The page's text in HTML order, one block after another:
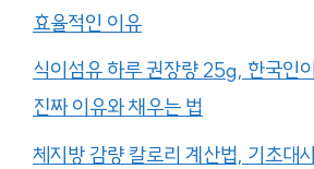
효율적인 이유
식이섬유 하루 권장량 25g, 한국인
진짜 이유와 채우는 법
체지방 감량 칼로리 계산법, 기초대